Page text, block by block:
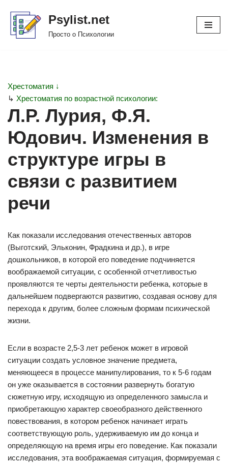
Перейти
Psylist.net
Просто о Психологии
Хрестоматия ↓
↳ Хрестоматия по возрастной психологии:
Л.Р. Лурия, Ф.Я.
Юдович. Изменения в
структуре игры в
связи с развитием
речи
Как показали исследования отечественных авторов
(Выготский, Эльконин, Фрадкина и др.), в игре
дошкольников, в которой его поведение подчиняется
воображаемой ситуации, с особенной отчетливостью
проявляются те черты деятельности ребенка, которые в
дальнейшем подвергаются развитию, создавая основу для
перехода к другим, более сложным формам психической
жизни.
Если в возрасте 2,5-3 лет ребенок может в игровой
ситуации создать условное значение предмета,
меняющееся в процессе манипулирования, то к 5-6 годам
он уже оказывается в состоянии развернуть богатую
сюжетную игру, исходящую из определенного замысла и
приобретающую характер своеобразного действенного
повествования, в котором ребенок начинает играть
соответствующую роль, удерживаемую им до конца и
определяющую на время игры его поведение. Как показали
исследования, эта воображаемая ситуация, формируемая с